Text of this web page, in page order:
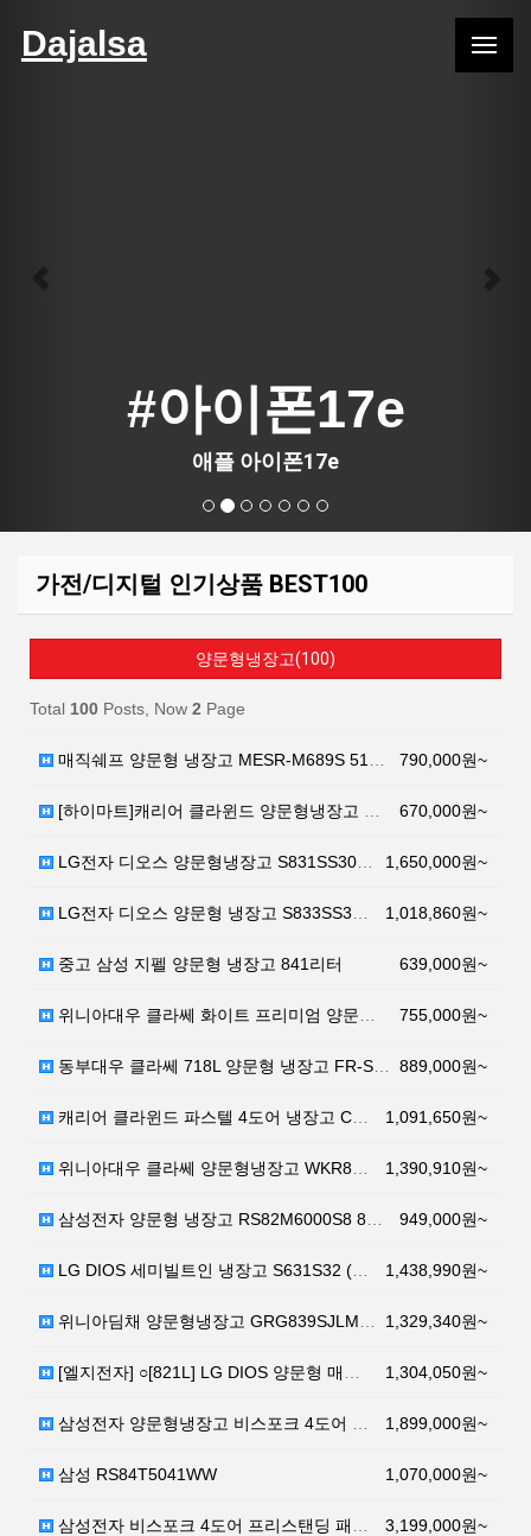
#아이폰17e
애플 아이폰17e
Dajalsa
가전/디지털 인기상품 BEST100
양문형냉장고(100)
Total 100 Posts, Now 2 Page
790,000원~
매직쉐프 양문형 냉장고 MESR-M689S 512L 방…
670,000원~
[하이마트]캐리어 클라윈드 양문형냉장고 CRF-SN57…
1,650,000원~
LG전자 디오스 양문형냉장고 S831SS30 821L …
1,018,860원~
LG전자 디오스 양문형 냉장고 S833SS30Q 821…
639,000원~
중고 삼성 지펠 양문형 냉장고 841리터
755,000원~
위니아대우 클라쎄 화이트 프리미엄 양문형 냉장고 FR-…
889,000원~
동부대우 클라쎄 718L 양문형 냉장고 FR-S722R…
1,091,650원~
캐리어 클라윈드 파스텔 4도어 냉장고 CRFS-N566…
1,390,910원~
위니아대우 클라쎄 양문형냉장고 WKR83DSJPW 83…
949,000원~
삼성전자 양문형 냉장고 RS82M6000S8 815L …
1,438,990원~
LG DIOS 세미빌트인 냉장고 S631S32 (636…
1,329,340원~
위니아딤채 양문형냉장고 GRG839SJLM 828L 방…
1,304,050원~
[엘지전자] ○[821L] LG DIOS 양문형 매직스…
1,899,000원~
삼성전자 양문형냉장고 비스포크 4도어 1등급 RF85T…
1,070,000원~
삼성 RS84T5041WW
3,199,000원~
삼성전자 비스포크 4도어 프리스탠딩 패밀리허브 냉장고 …